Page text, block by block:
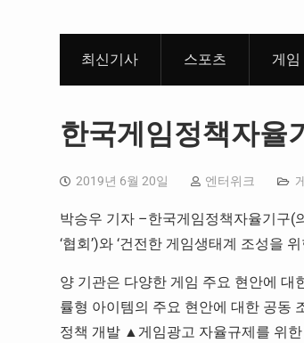
최신기사 스포츠 게임
한국게임정책자율
2019년 6월 20일 엔터위크
박승우 기자 –한국게임정책자율기구(
‘협회’)와 ‘건전한 게임생태계 조성을
양 기관은 다양한 게임 주요 현안에
률형 아이템의 주요 현안에 대한 공동
정책 개발 ▲게임광고 자율규제를 위